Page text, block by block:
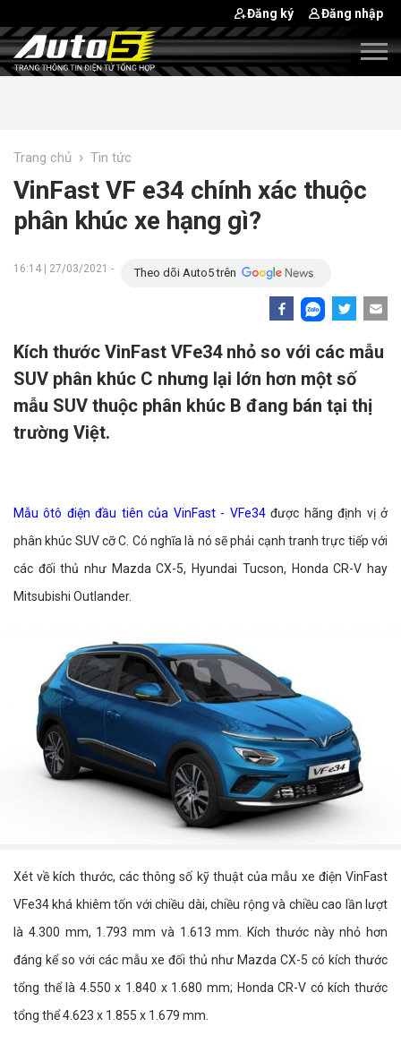
Đăng ký Đăng nhập
Trang chủ › Tin tức
VinFast VF e34 chính xác thuộc
phân khúc xe hạng gì?
16:14 | 27/03/2021 - Theo dõi Auto5 trên
Kích thước VinFast VFe34 nhỏ so với các mẫu
SUV phân khúc C nhưng lại lớn hơn một số
mẫu SUV thuộc phân khúc B đang bán tại thị
trường Việt.
Mẫu ôtô điện đầu tiên của VinFast - VFe34được hãng định vị ở
phân khúc SUV cỡ C. Có nghĩa là nó sẽ phải cạnh tranh trực tiếp với
các đối thủ như Mazda CX-5, Hyundai Tucson, Honda CR-V hay
Mitsubishi Outlander.
Xét về kích thước, các thông số kỹ thuật của mẫu xe điện VinFast
VFe34 khá khiêm tốn với chiều dài, chiều rộng và chiều cao lần lượt
là 4.300 mm, 1.793 mm và 1.613 mm. Kích thước này nhỏ hơn
đáng kể so với các mẫu xe đối thủ như Mazda CX-5 có kích thước
tổng thể là 4.550 x 1.840 x 1.680 mm; Honda CR-V có kích thước
tổng thể 4.623 x 1.855 x 1.679 mm.